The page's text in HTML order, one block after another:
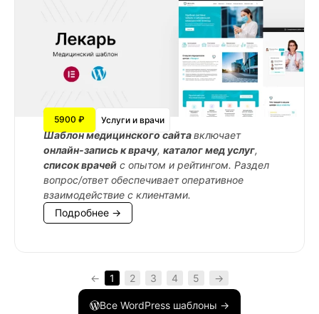
5900 ₽ Услуги и врачи
Шаблон медицинского сайтавключает
онлайн-запись к врачу, каталог мед услуг,
список врачей с опытом и рейтингом. Раздел
вопрос/ответ обеспечивает оперативное
взаимодействие с клиентами.
Подробнее →
← 1 2 3 4 5 →
Все WordPress шаблоны →